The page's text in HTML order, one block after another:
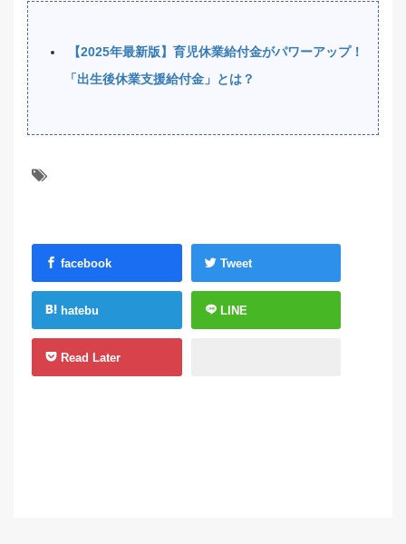
【2025年最新版】育児休業給付金がパワーアップ！
「出生後休業支援給付金」とは？
facebook Tweet
hatebu LINE
Read Later